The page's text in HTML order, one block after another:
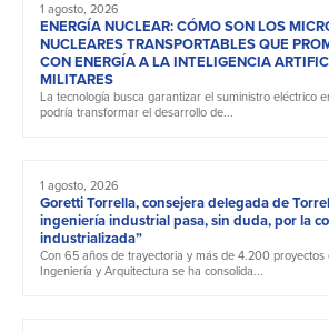
1 agosto, 2026
ENERGÍA NUCLEAR: CÓMO SON LOS
NUCLEARES TRANSPORTABLES QUE
CON ENERGÍA A LA INTELIGENCIA
MILITARES
La tecnología busca garantizar el suministro eléctrico
podría transformar el desarrollo de...
1 agosto, 2026
Goretti Torrella, consejera delegada de
ingeniería industrial pasa, sin duda, por la
industrializada”
Con 65 años de trayectoria y más de 4.200 proyectos
Ingeniería y Arquitectura se ha consolida...